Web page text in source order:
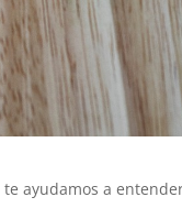
ayudamos a